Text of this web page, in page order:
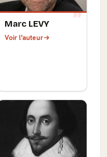
Marc LEVY
Voir l'auteur